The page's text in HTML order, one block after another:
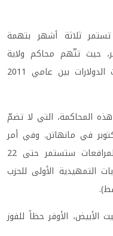
ثلاثة أشهر بتهمة
حيث تتّهم محاكم ولاية
نيويورك ترمب بـ"تضخيم" أصوله بمليارات الدولارات بين عامي 2011
المحاكمة، التي لا تضمّ
في مانهاتن. وفي أمر
أعلنه الجمعة الماضية، أشار إلى أن المرافعات ستستمر حتى 22
التمهيدية الأولى للحزب
الأبيض، الأوفر حظاً للفوز